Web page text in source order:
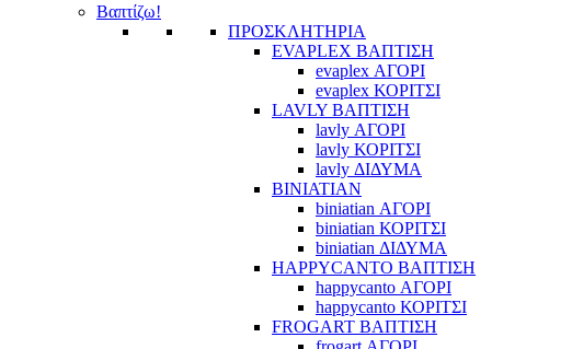
Βαπτίζω!
ΠΡΟΣΚΛΗΤΗΡΙΑ
EVAPLEX ΒΑΠΤΙΣΗ
evaplex ΑΓΟΡΙ
evaplex ΚΟΡΙΤΣΙ
LAVLY ΒΑΠΤΙΣΗ
lavly ΑΓΟΡΙ
lavly ΚΟΡΙΤΣΙ
lavly ΔΙΔΥΜΑ
BINIATIAN
biniatian ΑΓΟΡΙ
biniatian ΚΟΡΙΤΣΙ
biniatian ΔΙΔΥΜΑ
HAPPYCANTO ΒΑΠΤΙΣΗ
happycanto ΑΓΟΡΙ
happycanto ΚΟΡΙΤΣΙ
FROGART ΒΑΠΤΙΣΗ